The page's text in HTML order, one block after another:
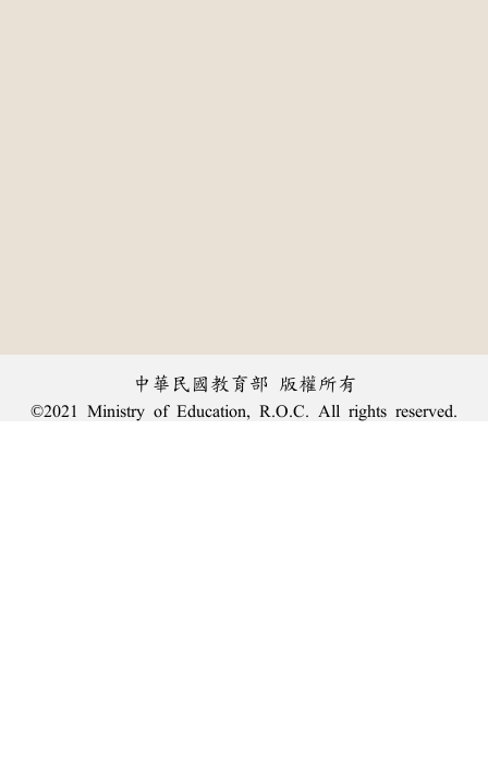
中華民國教育部 版權所有
©2021 Ministry of Education, R.O.C. All rights reserved.